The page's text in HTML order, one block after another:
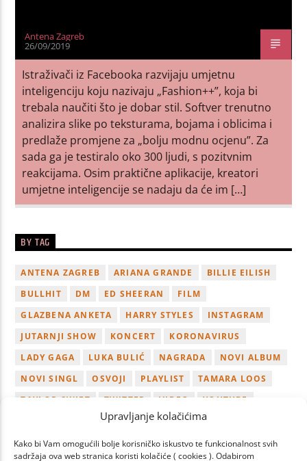
Upravljanje kolačićima
Kako bi Vam omogućili bolje korisničko iskustvo te funkcionalnost svih
sadržaja ova web stranica koristi kolačiće ( cookies ). Odabirom
Antena Zagreb
26/09/2019
Istraživači iz Facebooka razvijaju umjetnu
inteligenciju koju nazivaju „Fashion++”, koja bi
trebala naučiti što je dobar stil. Softver trenutno
analizira slike po teksturama, bojama i oblicima i
predlaže promjene za „bolju modnu ocjenu”. Za
sada ga je testiralo oko 300 ljudi, s pozitvnim
reakcijama. Osim praktične aplikacije, kreatori
umjetne inteligencije se nadaju da će im […]
BY TAG
ANTENA ZAGREB ARIANA GRANDE
BILLIE EILISH
BULLHIT
DM ED SHEERAN
FILM
GLAZBENA ANKETA
HARRY STYLES
INSTAGRAM
JUTARNJI SHOW
KONCERT
KORONAVIRUS
LADY GAGA
LUKA BULIĆ NAGRADA
NOVI ALBUM
NOVI SINGL
OSVOJI PLAYLIST
TAMARA LOOS
TAYLOR SWIFT
TWITTER VIDEO
YOUTUBE